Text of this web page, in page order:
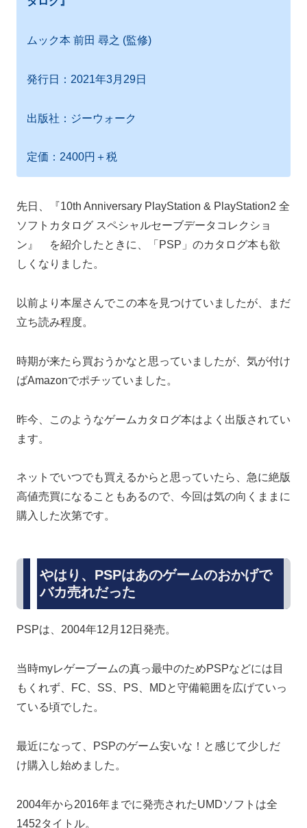
ムック本 前田 尋之 (監修)
発行日：2021年3月29日
出版社：ジーウォーク
定価：2400円＋税
先日、『10th Anniversary PlayStation & PlayStation2 全
ソフトカタログ スペシャルセーブデータコレクショ
ン』 を紹介したときに、「PSP」のカタログ本も欲
しくなりました。
以前より本屋さんでこの本を見つけていましたが、まだ
立ち読み程度。
時期が来たら買おうかなと思っていましたが、気が付け
ばAmazonでポチッていました。
昨今、このようなゲームカタログ本はよく出版されてい
ます。
ネットでいつでも買えるからと思っていたら、急に絶版
高値売買になることもあるので、今回は気の向くままに
購入した次第です。
やはり、PSPはあのゲームのおかげで
バカ売れだった
PSPは、2004年12月12日発売。
当時myレゲーブームの真っ最中のためPSPなどには目
もくれず、FC、SS、PS、MDと守備範囲を広げていっ
ている頃でした。
最近になって、PSPのゲーム安いな！と感じて少しだ
け購入し始めました。
2004年から2016年までに発売されたUMDソフトは全
1452タイトル。